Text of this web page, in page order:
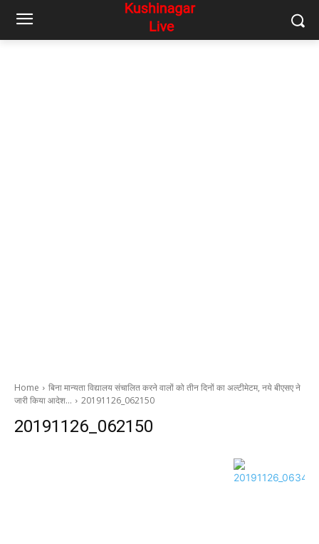
Home
बिना मान्यता विद्यालय संचालित करने वालों को तीन दिनों का अल्टीमेटम, नये बीएसए ने
जारी किया आदेश…
20191126_062150
20191126_062150